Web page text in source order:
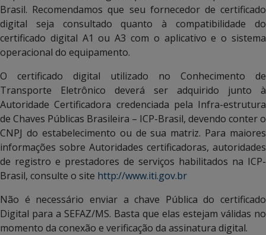
Brasil. Recomendamos que seu fornecedor de certificado
digital seja consultado quanto à compatibilidade do
certificado digital A1 ou A3 com o aplicativo e o sistema
operacional do equipamento.
O certificado digital utilizado no Conhecimento de
Transporte Eletrônico deverá ser adquirido junto à
Autoridade Certificadora credenciada pela Infra-estrutura
de Chaves Públicas Brasileira – ICP-Brasil, devendo conter o
CNPJ do estabelecimento ou de sua matriz. Para maiores
informações sobre Autoridades certificadoras, autoridades
de registro e prestadores de serviços habilitados na ICP-
Brasil, consulte o site http://www.iti.gov.br
Não é necessário enviar a chave Pública do certificado
Digital para a SEFAZ/MS. Basta que elas estejam válidas no
momento da conexão e verificação da assinatura digital.